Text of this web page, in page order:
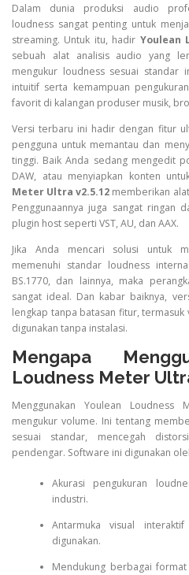
Dalam dunia produksi audio
loudness sangat penting untuk
streaming. Untuk itu, hadir Youlean
sebuah alat analisis audio yang
mengukur loudness sesuai standar
intuitif serta kemampuan
favorit di kalangan produser musik,
Versi terbaru ini hadir dengan fitur
pengguna untuk memantau dan
tinggi. Baik Anda sedang mengedit
DAW, atau menyiapkan konten
Meter Ultra v2.5.12 memberikan
Penggunaannya juga sangat ringan
plugin host seperti VST, AU, dan AAX.
Jika Anda mencari solusi untuk
memenuhi standar loudness
BS.1770, dan lainnya, maka
sangat ideal. Dan kabar baiknya,
lengkap tanpa batasan fitur,
digunakan tanpa instalasi.
Mengapa
Loudness Meter
Menggunakan Youlean
mengukur volume. Ini tentang
sesuai standar, mencegah
pendengar. Software ini digunakan
Akurasi pengukuran
industri.
Antarmuka visual
digunakan.
Mendukung berbagai